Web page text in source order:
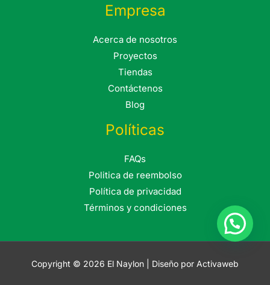
Empresa
Acerca de nosotros
Proyectos
Tiendas
Contáctenos
Blog
Políticas
FAQs
Politica de reembolso
Política de privacidad
Términos y condiciones
Copyright © 2026 El Naylon | Diseño por Activaweb